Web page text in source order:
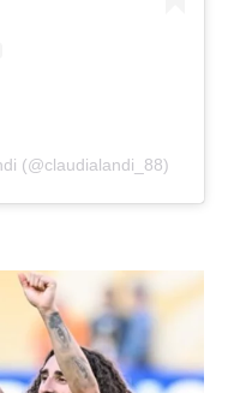
(@claudialandi_88)